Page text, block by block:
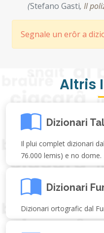
(Stefano Gasti, Il
Segnale un erôr a
Altris
Dizionari
Il plui complet dizionari
76.000 lemis) e no dome.
Dizionari
Dizionari ortografic dal